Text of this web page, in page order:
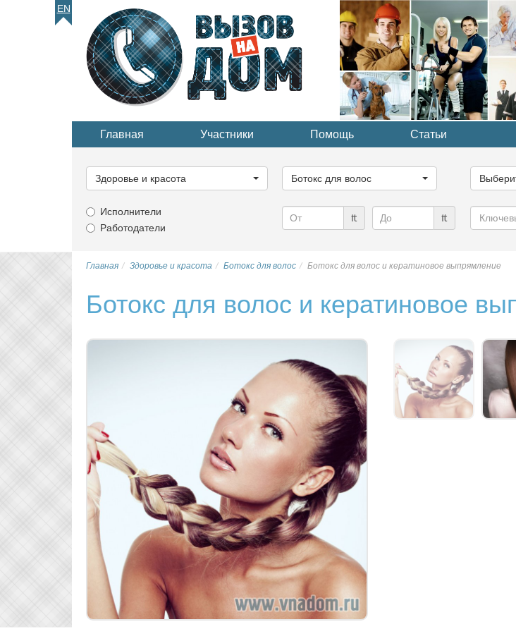
EN
Главная Участники Помощь Статьи
категорию...
Здоровье и красота
категорию...
Ботокс для волос
город...
Исполнители
Работодатели
₶ ₶
Ключевые
слова
Главная Здоровье и красота Ботокс для волос Ботокс для волос и кератиновое выпрямление
Ботокс для волос и кератиновое